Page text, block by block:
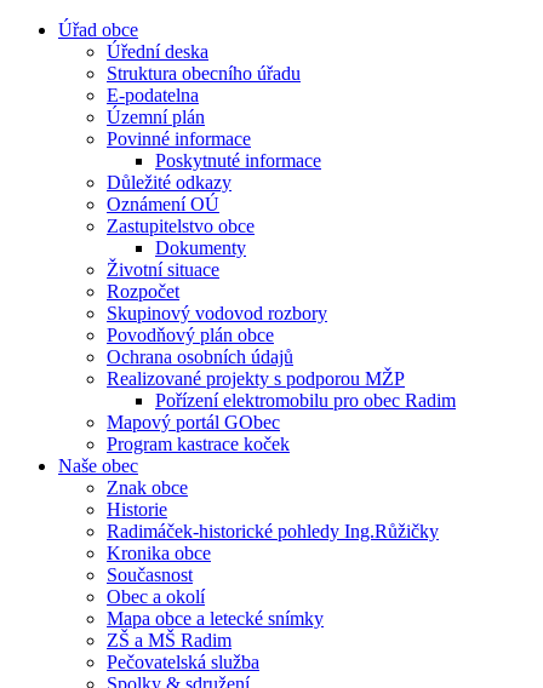
Úřad obce
Úřední deska
Struktura obecního úřadu
E-podatelna
Územní plán
Povinné informace
Poskytnuté informace
Důležité odkazy
Oznámení OÚ
Zastupitelstvo obce
Dokumenty
Životní situace
Rozpočet
Skupinový vodovod rozbory
Povodňový plán obce
Ochrana osobních údajů
Realizované projekty s podporou MŽP
Pořízení elektromobilu pro obec Radim
Mapový portál GObec
Program kastrace koček
Naše obec
Znak obce
Historie
Radimáček-historické pohledy Ing.Růžičky
Kronika obce
Současnost
Obec a okolí
Mapa obce a letecké snímky
ZŠ a MŠ Radim
Pečovatelská služba
Spolky & sdružení